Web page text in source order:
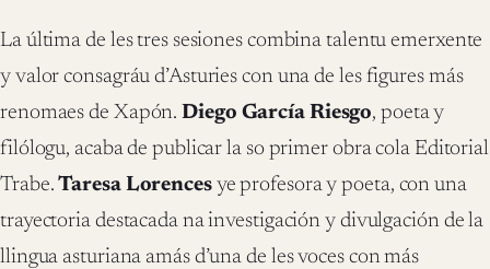
La última de les tres sesiones combina talentu emerxente
y valor consagráu d’Asturies con una de les figures más
renomaes de Xapón. Diego García Riesgo, poeta y
filólogu, acaba de publicar la so primer obra cola Editorial
Trabe.Taresa Lorencesye profesora y poeta, con una
trayectoria destacada na investigación y divulgación de la
llingua asturiana amás d’una de les voces con más